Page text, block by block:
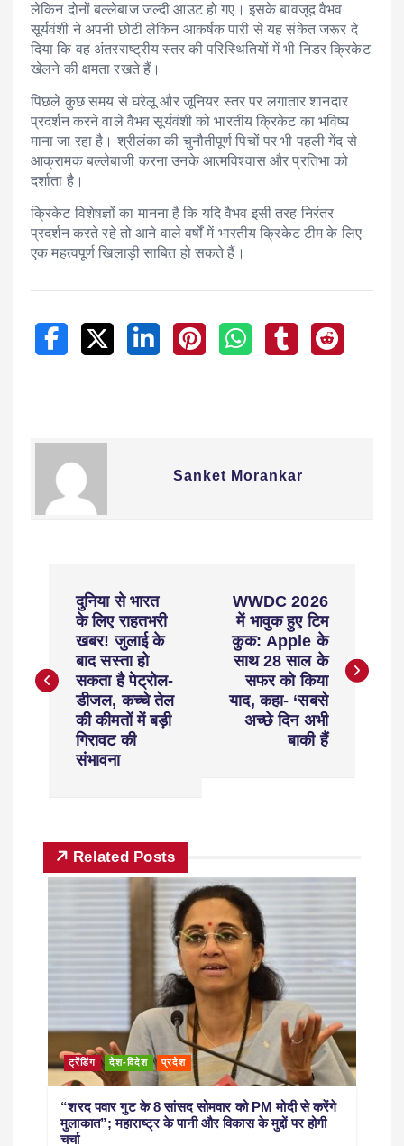
लेकिन दोनों बल्लेबाज जल्दी आउट हो गए। इसके बावजूद वैभव
सूर्यवंशी ने अपनी छोटी लेकिन आकर्षक पारी से यह संकेत जरूर दे
दिया कि वह अंतरराष्ट्रीय स्तर की परिस्थितियों में भी निडर क्रिकेट
खेलने की क्षमता रखते हैं।
पिछले कुछ समय से घरेलू और जूनियर स्तर पर लगातार शानदार
प्रदर्शन करने वाले वैभव सूर्यवंशी को भारतीय क्रिकेट का भविष्य
माना जा रहा है। श्रीलंका की चुनौतीपूर्ण पिचों पर भी पहली गेंद से
आक्रामक बल्लेबाजी करना उनके आत्मविश्वास और प्रतिभा को
दर्शाता है।
क्रिकेट विशेषज्ञों का मानना है कि यदि वैभव इसी तरह निरंतर
प्रदर्शन करते रहे तो आने वाले वर्षों में भारतीय क्रिकेट टीम के लिए
एक महत्वपूर्ण खिलाड़ी साबित हो सकते हैं।
Sanket Morankar
दुनिया से भारत
के लिए राहतभरी
खबर! जुलाई के
बाद सस्ता हो
सकता है पेट्रोल-
डीजल, कच्चे तेल
की कीमतों में बड़ी
गिरावट की
संभावना
WWDC 2026
में भावुक हुए टिम
कुक: Apple के
साथ 28 साल के
सफर को किया
याद, कहा- ‘सबसे
अच्छे दिन अभी
बाकी हैं
Related Posts
ट्रेंडिंग देश-विदेश प्रदेश
“शरद पवार गुट के 8 सांसद सोमवार को PM मोदी से करेंगे
मुलाकात”; महाराष्ट्र के पानी और विकास के मुद्दों पर होगी
चर्चा